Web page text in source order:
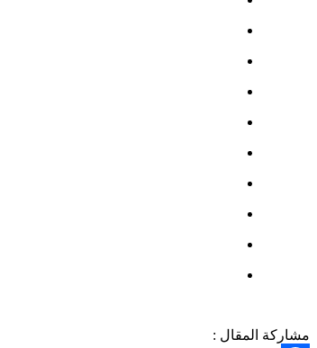
مشاركة المقال :